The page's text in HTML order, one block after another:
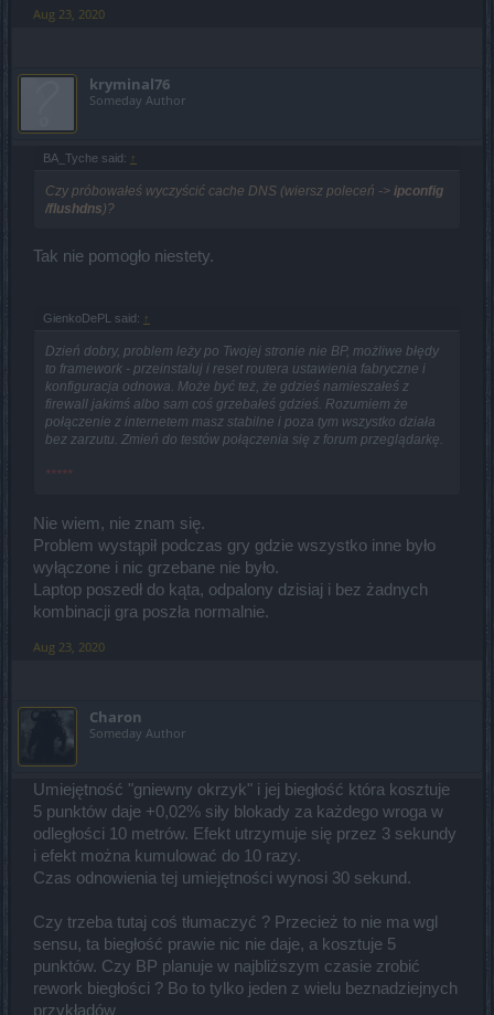
Aug 23, 2020
kryminal76
Someday Author
BA_Tyche said: ↑
Czy próbowałeś wyczyścić cache DNS (wiersz poleceń -> ipconfig
/flushdns)?
Tak nie pomogło niestety.
GienkoDePL said: ↑
Dzień dobry, problem leży po Twojej stronie nie BP, możliwe błędy
to framework - przeinstaluj i reset routera ustawienia fabryczne i
konfiguracja odnowa. Może być też, że gdzieś namieszałeś z
firewall jakimś albo sam coś grzebałeś gdzieś. Rozumiem że
połączenie z internetem masz stabilne i poza tym wszystko działa
bez zarzutu. Zmień do testów połączenia się z forum przeglądarkę.
*****
Nie wiem, nie znam się.
Problem wystąpił podczas gry gdzie wszystko inne było
wyłączone i nic grzebane nie było.
Laptop poszedł do kąta, odpalony dzisiaj i bez żadnych
kombinacji gra poszła normalnie.
Aug 23, 2020
Charon
Someday Author
Umiejętność "gniewny okrzyk" i jej biegłość która kosztuje
5 punktów daje +0,02% siły blokady za każdego wroga w
odległości 10 metrów. Efekt utrzymuje się przez 3 sekundy
i efekt można kumulować do 10 razy.
Czas odnowienia tej umiejętności wynosi 30 sekund.
Czy trzeba tutaj coś tłumaczyć ? Przecież to nie ma wgl
sensu, ta biegłość prawie nic nie daje, a kosztuje 5
punktów. Czy BP planuje w najbliższym czasie zrobić
rework biegłości ? Bo to tylko jeden z wielu beznadziejnych
przykładów